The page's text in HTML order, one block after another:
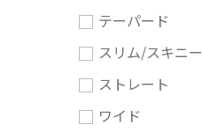
テーパード
スリム/スキニー
ストレート
ワイド